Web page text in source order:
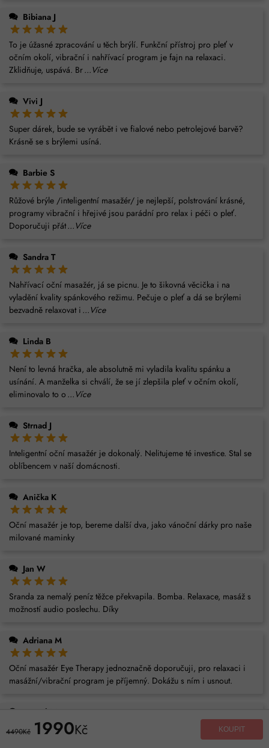
Bibiana J
To je úžasné zpracování u těch brýlí. Funkční přístroj pro pleť v
očním okolí, vibrační i nahřívací program je fajn na relaxaci.
Zklidňuje, uspává. Br...Více
Vivi J
Super dárek, bude se vyrábět i ve fialové nebo petrolejové barvě?
Krásně se s brýlemi usíná.
Barbie S
Růžové brýle /inteligentní masažér/ je nejlepší, polstrování krásné,
programy vibrační i hřejivé jsou parádní pro relax i péči o pleť.
Doporučuji přát...Více
Sandra T
Nahřívací oční masažér, já se picnu. Je to šikovná věcička i na
vyladění kvality spánkového režimu. Pečuje o pleť a dá se brýlemi
bezvadně relaxovat i ...Více
Linda B
Není to levná hračka, ale absolutně mi vyladila kvalitu spánku a
usínání. A manželka si chválí, že se jí zlepšila pleť v očním okolí,
eliminovalo to o ...Více
Strnad J
Inteligentní oční masažér je dokonalý. Nelitujeme té investice. Stal se
oblíbencem v naší domácnosti.
Anička K
Oční masažér je top, bereme další dva, jako vánoční dárky pro naše
milované maminky
Jan W
Sranda za nemalý peníz těžce překvapila. Bomba. Relaxace, masáž s
možností audio poslechu. Díky
Adriana M
Oční masažér Eye Therapy jednoznačně doporučuji, pro relaxaci i
masážní/vibrační program je příjemný. Dokážu s ním i usnout.
Daniel M
Brýle mám už delší dobu a nemůžu si stěžovat! Vždy dokážou
4490Kč 1990Kč KOUPIT